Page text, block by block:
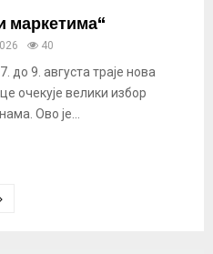
маркетима“
40
до 9. августа траје нова
очекује велики избор
Ово је...